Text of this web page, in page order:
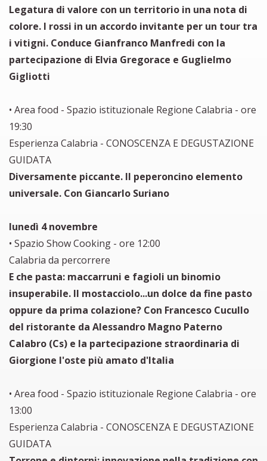
Legatura di valore con un territorio in una nota di
colore. I rossi in un accordo invitante per un tour tra
i vitigni. Conduce Gianfranco Manfredi con la
partecipazione di Elvia Gregorace e Guglielmo
Gigliotti
• Area food - Spazio istituzionale Regione Calabria - ore
19:30
Esperienza Calabria - CONOSCENZA E DEGUSTAZIONE
GUIDATA
Diversamente piccante. Il peperoncino elemento
universale. Con Giancarlo Suriano
lunedì 4 novembre
• Spazio Show Cooking - ore 12:00
Calabria da percorrere
E che pasta: maccarruni e fagioli un binomio
insuperabile. Il mostacciolo...un dolce da fine pasto
oppure da prima colazione? Con Francesco Cucullo
del ristorante da Alessandro Magno Paterno
Calabro (Cs) e la partecipazione straordinaria di
Giorgione l'oste più amato d'Italia
• Area food - Spazio istituzionale Regione Calabria - ore
13:00
Esperienza Calabria - CONOSCENZA E DEGUSTAZIONE
GUIDATA